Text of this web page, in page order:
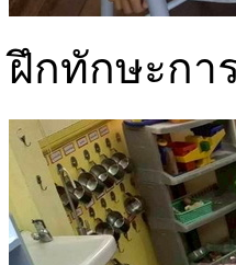
ฝึกทักษะกา